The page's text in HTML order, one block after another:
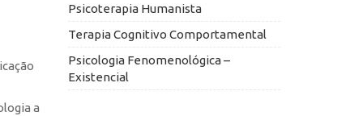
a
Psicoterapia Humanista
Terapia Cognitivo Comportamental
Psicologia Fenomenológica –
Existencial